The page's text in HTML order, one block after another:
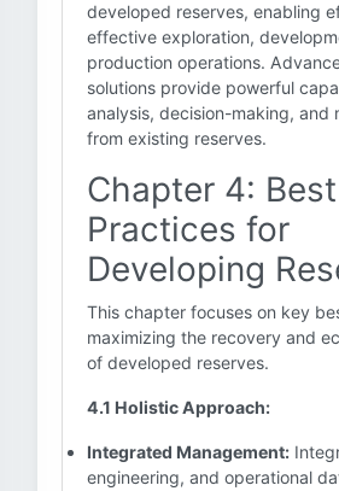
developed reserves, enabling
effective exploration,
production operations.
solutions provide powerful
analysis, decision-making, and
from existing reserves.
Chapter 4: Best
Practices for
Developing
This chapter focuses on key
maximizing the recovery and
of developed reserves.
4.1 Holistic Approach:
Integrated Management:
engineering, and operational